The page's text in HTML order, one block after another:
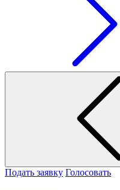
Подать заявку Голосовать